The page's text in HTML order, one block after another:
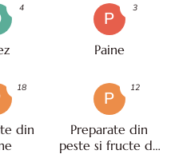
4
P
Paine
3
din
18
P
Preparate din
peste si fructe de
12